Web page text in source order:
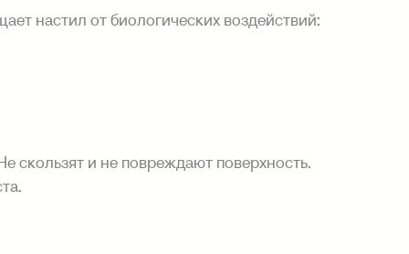
настил от биологических воздействий:
скользят и не повреждают поверхность.